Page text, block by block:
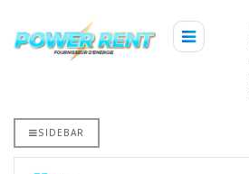
SIDEBAR